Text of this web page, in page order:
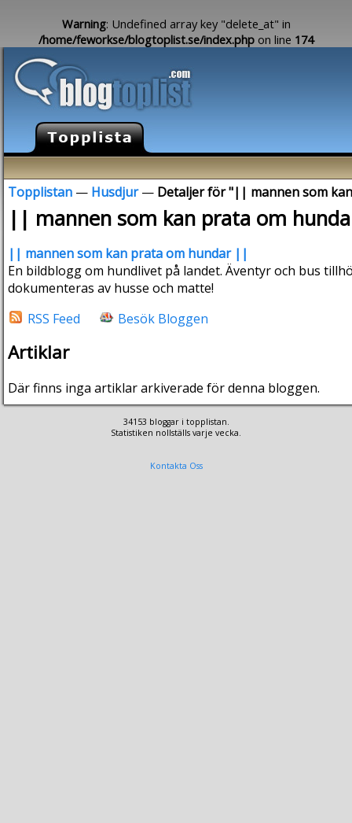
Warning: Undefined array key "delete_at" in
/home/feworkse/blogtoplist.se/index.php on line 174
Topplistan — Husdjur— Detaljer för "|| mannen som
|| mannen som kan prata om
|| mannen som kan prata om hundar ||
En bildblogg om hundlivet på landet. Äventyr och bus
dokumenteras av husse och matte!
RSS Feed
Besök Bloggen
Artiklar
Där finns inga artiklar arkiverade för denna bloggen.
34153 bloggar i topplistan.
Statistiken nollställs varje vecka.
Kontakta Oss